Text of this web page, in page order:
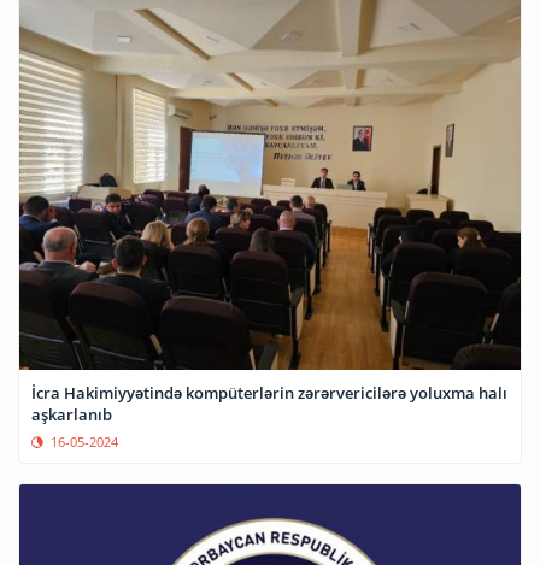
İcra Hakimiyyətində kompüterlərin zərərvericilərə yoluxma halı
aşkarlanıb
16-05-2024